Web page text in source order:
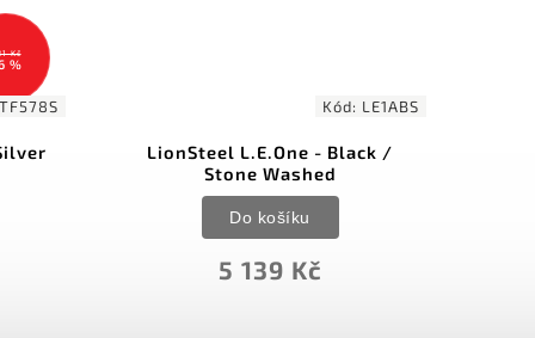
Kód:LE1ABS
/
Kód:QS120E
QSP Eagle Karambit Gray
1 443 Kč
Do košíku